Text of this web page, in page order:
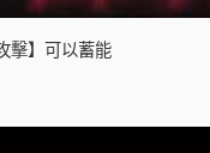
擊】可以蓄能